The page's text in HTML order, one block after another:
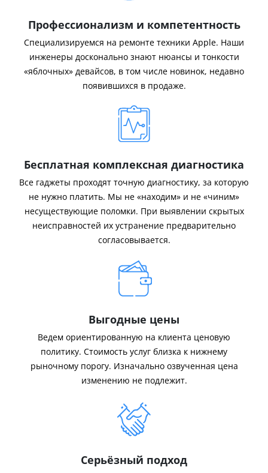
Профессионализм и компетентность
Специализируемся на ремонте техники Apple. Наши
инженеры досконально знают нюансы и тонкости
«яблочных» девайсов, в том числе новинок, недавно
появившихся в продаже.
Бесплатная комплексная диагностика
Все гаджеты проходят точную диагностику, за которую
не нужно платить. Мы не «находим» и не «чиним»
несуществующие поломки. При выявлении скрытых
неисправностей их устранение предварительно
согласовывается.
Выгодные цены
Ведем ориентированную на клиента ценовую
политику. Стоимость услуг близка к нижнему
рыночному порогу. Изначально озвученная цена
изменению не подлежит.
Серьёзный подход